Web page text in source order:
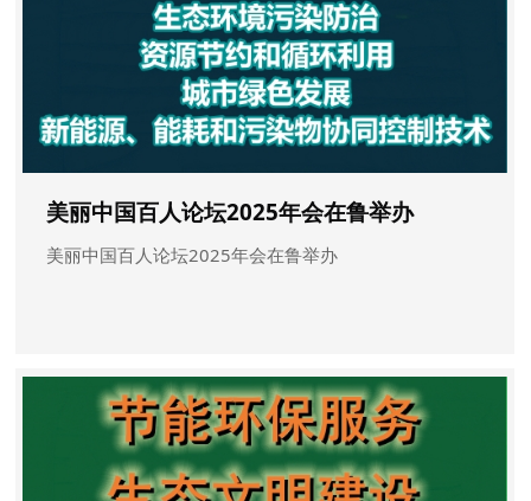
美丽中国百人论坛2025年会在鲁举办
美丽中国百人论坛2025年会在鲁举办